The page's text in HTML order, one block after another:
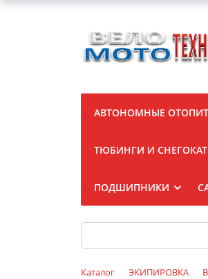
АВТОНОМНЫЕ
ТЮБИНГИ И
ПОДШИПНИКИ
Каталог ЭКИПИРОВКА